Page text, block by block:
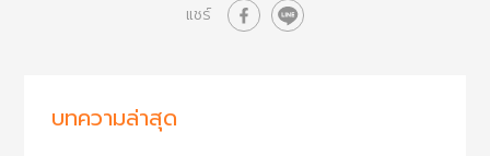
แชร์
บทความล่าสุด